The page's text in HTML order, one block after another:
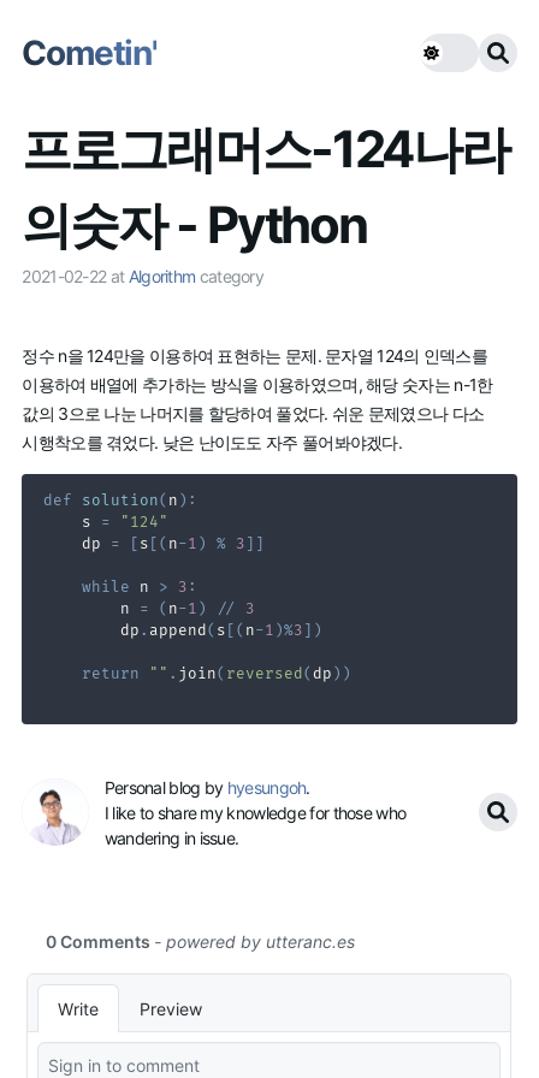
Cometin'
프로그래머스-124나라
의숫자 - Python
2021-02-22 at Algorithm category
정수 n을 124만을 이용하여 표현하는 문제. 문자열 124의 인덱스를
이용하여 배열에 추가하는 방식을 이용하였으며, 해당 숫자는 n-1한
값의 3으로 나눈 나머지를 할당하여 풀었다. 쉬운 문제였으나 다소
시행착오를 겪었다. 낮은 난이도도 자주 풀어봐야겠다.
def solution( n ) :
    s
=
"124"
    dp
= [ s [ ( n-1 ) % 3 ] ]
while n > 3 :
        n
= ( n-1 ) //
3
        dp
. append ( s [ ( n-1 )%3 ] )
return "" . join( reversed (dp ) )
Personal blog by hyesungoh.
I like to share my knowledge for those who
wandering in issue.